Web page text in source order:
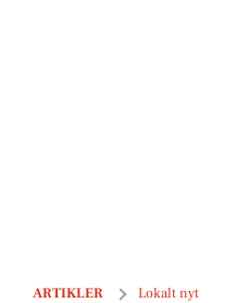
ARTIKLER Lokalt nyt
Tilmeldingen åben til